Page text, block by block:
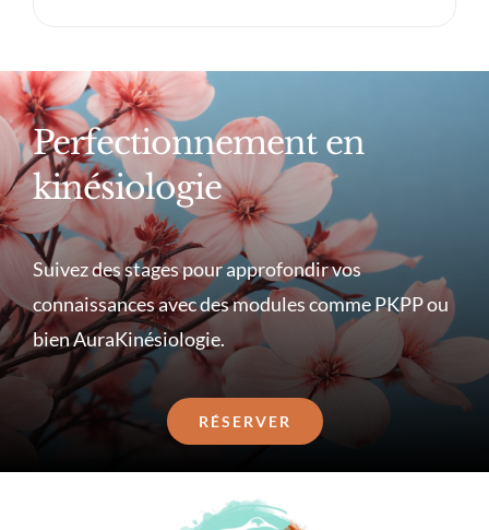
Perfectionnement en
kinésiologie
Suivez des stages pour approfondir vos
connaissances avec des modules comme PKPP ou
bien AuraKinésiologie.
RÉSERVER